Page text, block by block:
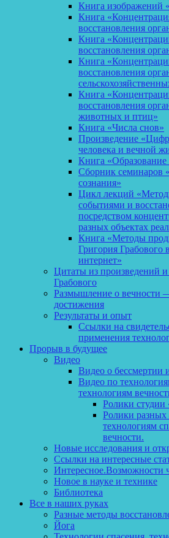
Книга изображений
Книга
восстановления
Книга
восстановления
Книга
восстановления
Книга
восстановления
животных и птиц»
Книга «Числа снов»
Произведение
человека и вечной
Книга «Образование
Сборник семинаров
сознания»
Цикл лекций
событиями и
посредством
разных объектах
Книга «Методы
Григория Грабового
интернет»
Цитаты из произведений
Грабового
Размышление о вечности
достижения
Результаты и опыт
Ссылки на
применения
Прорыв в будущее
Видео
Видео о бессмертии
Видео по
технологиям
Ролики студии
Ролики разных
технологиям
вечности.
Новые исследования и
Ссылки на интересные
Интересное.Возможности
Новое в науке и технике
Библиотека
Все в наших руках
Разные методы
Йога